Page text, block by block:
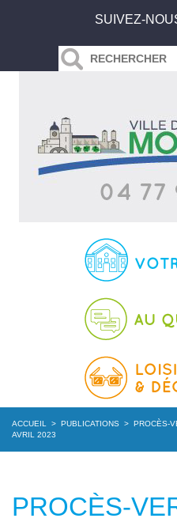
SUIVEZ-
ACCUEIL > PUBLICATIONS > PROCÈS-
AVRIL 2023
PROCÈS-